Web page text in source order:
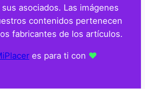
asociados. Las imágenes
contenidos pertenecen
fabricantes de los artículos.
es para ti con ❤